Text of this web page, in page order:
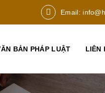
Email:
BẢN PHÁP LUẬT LIÊN